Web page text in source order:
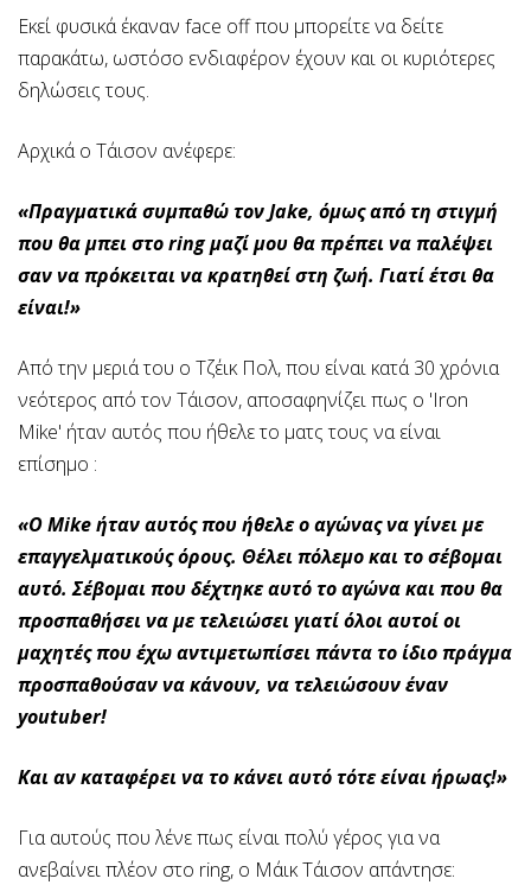
Εκεί φυσικά έκαναν face off που μπορείτε να δείτε
παρακάτω, ωστόσο ενδιαφέρον έχουν και οι κυριότερες
δηλώσεις τους.
Αρχικά ο Τάισον ανέφερε:
«Πραγματικά συμπαθώ τον Jake, όμως από τη στιγμή
που θα μπει στο ring μαζί μου θα πρέπει να παλέψει
σαν να πρόκειται να κρατηθεί στη ζωή. Γιατί έτσι θα
είναι!»
Από την μεριά του ο Τζέικ Πολ, που είναι κατά 30 χρόνια
νεότερος από τον Τάισον, αποσαφηνίζει πως ο 'Iron
Mike' ήταν αυτός που ήθελε το ματς τους να είναι
επίσημο :
«Ο Mike ήταν αυτός που ήθελε ο αγώνας να γίνει με
επαγγελματικούς όρους. Θέλει πόλεμο και το σέβομαι
αυτό. Σέβομαι που δέχτηκε αυτό το αγώνα και που θα
προσπαθήσει να με τελειώσει γιατί όλοι αυτοί οι
μαχητές που έχω αντιμετωπίσει πάντα το ίδιο πράγμα
προσπαθούσαν να κάνουν, να τελειώσουν έναν
youtuber!
Και αν καταφέρει να το κάνει αυτό τότε είναι ήρωας!»
Για αυτούς που λένε πως είναι πολύ γέρος για να
ανεβαίνει πλέον στο ring, ο Μάικ Τάισον απάντησε: